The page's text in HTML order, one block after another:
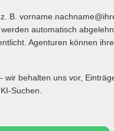
B.
automatisch
Agenturen können
behalten uns vor,
Suchen.